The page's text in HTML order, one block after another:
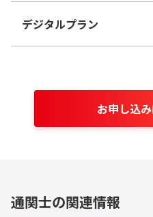
デジタルプラン
お申し込
通関士の関連情報